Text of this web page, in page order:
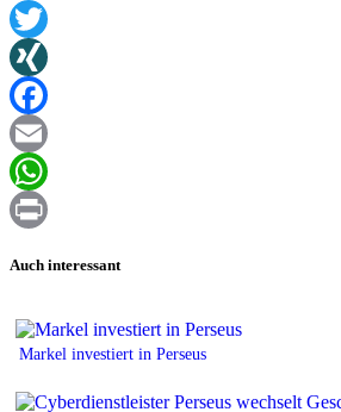
Twitter
XING
Facebook
Email
WhatsApp
Auch interessant
Markel investiert in Perseus